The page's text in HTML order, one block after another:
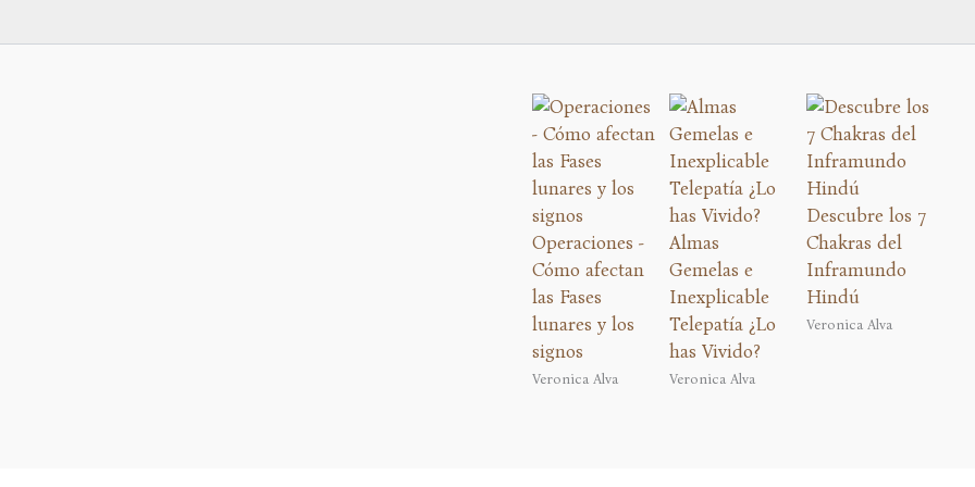
Operaciones -
Cómo afectan
las Fases
lunares y los
signos
Veronica Alva
Almas
Gemelas e
Inexplicable
Telepatía ¿Lo
has Vivido?
Veronica Alva
Descubre los 7
Chakras del
Inframundo
Hindú
Veronica Alva